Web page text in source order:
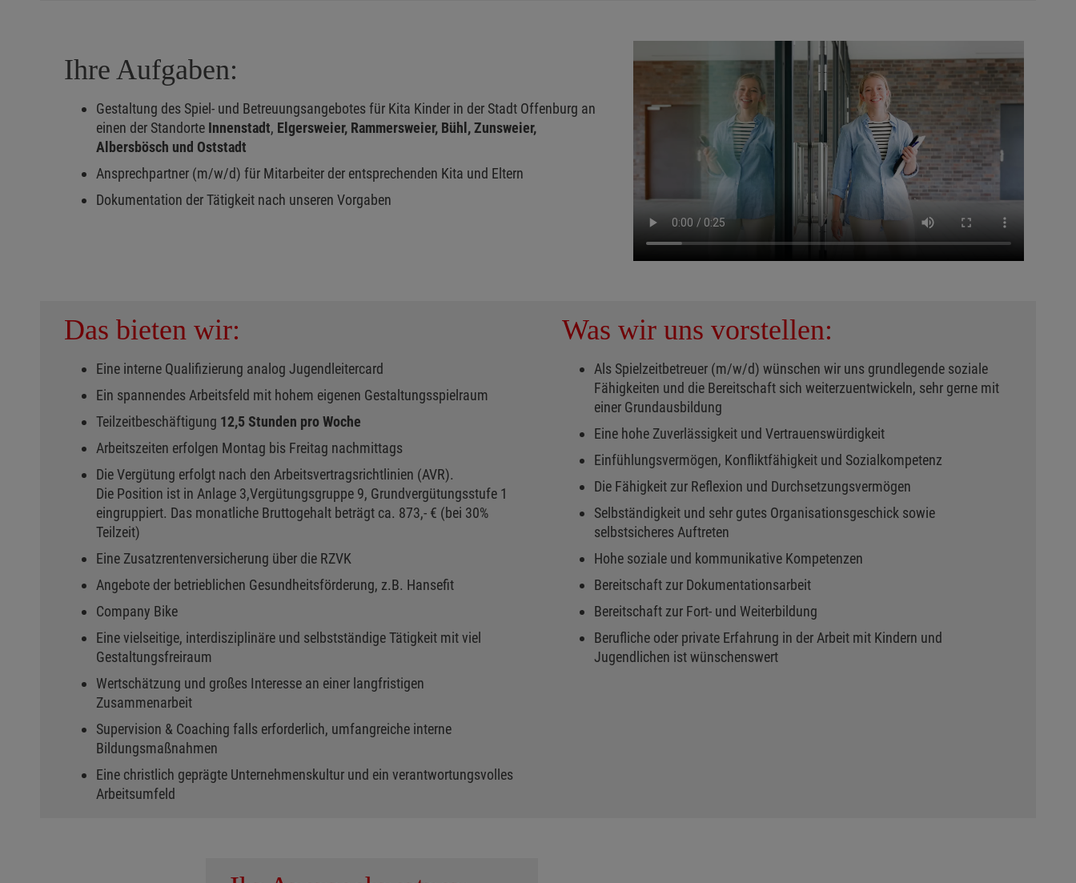
Ihre Aufgaben:
Gestaltung des Spiel- und Betreuungsangebotes für Kita Kinder in der Stadt Offenburg an
einen der Standorte Innenstadt, Elgersweier, Rammersweier, Bühl, Zunsweier,
Albersbösch und Oststadt
Ansprechpartner (m/w/d) für Mitarbeiter der entsprechenden Kita und Eltern
Dokumentation der Tätigkeit nach unseren Vorgaben
Das bieten wir:
Eine interne Qualifizierung analog Jugendleitercard
Ein spannendes Arbeitsfeld mit hohem eigenen Gestaltungsspielraum
Teilzeitbeschäftigung 12,5 Stunden pro Woche
Arbeitszeiten erfolgen Montag bis Freitag nachmittags
Die Vergütung erfolgt nach den Arbeitsvertragsrichtlinien (AVR).
Die Position ist in Anlage 3,Vergütungsgruppe 9, Grundvergütungsstufe 1
eingruppiert. Das monatliche Bruttogehalt beträgt ca. 873,- € (bei 30%
Teilzeit)
Eine Zusatzrentenversicherung über die RZVK
Angebote der betrieblichen Gesundheitsförderung, z.B. Hansefit
Company Bike
Eine vielseitige, interdisziplinäre und selbstständige Tätigkeit mit viel
Gestaltungsfreiraum
Wertschätzung und großes Interesse an einer langfristigen
Zusammenarbeit
Supervision & Coaching falls erforderlich, umfangreiche interne
Bildungsmaßnahmen
Eine christlich geprägte Unternehmenskultur und ein verantwortungsvolles
Arbeitsumfeld
Was wir uns vorstellen:
Als Spielzeitbetreuer (m/w/d) wünschen wir uns grundlegende soziale
Fähigkeiten und die Bereitschaft sich weiterzuentwickeln, sehr gerne mit
einer Grundausbildung
Eine hohe Zuverlässigkeit und Vertrauenswürdigkeit
Einfühlungsvermögen, Konfliktfähigkeit und Sozialkompetenz
Die Fähigkeit zur Reflexion und Durchsetzungsvermögen
Selbständigkeit und sehr gutes Organisationsgeschick sowie
selbstsicheres Auftreten
Hohe soziale und kommunikative Kompetenzen
Bereitschaft zur Dokumentationsarbeit
Bereitschaft zur Fort- und Weiterbildung
Berufliche oder private Erfahrung in der Arbeit mit Kindern und
Jugendlichen ist wünschenswert